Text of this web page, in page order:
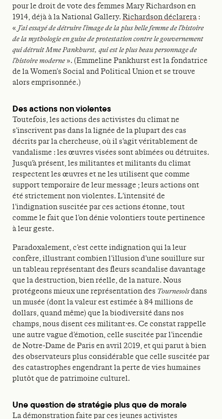
pour le droit de vote des femmes Mary Richardson en
1914, déjà à la National Gallery. Richardson déclarera :
« J’ai essayé de détruire l’image de la plus belle femme de l’histoire
de la mythologie en guise de protestation contre le gouvernement
qui détruit Mme Pankhurst, qui est le plus beau personnage de
l’histoire moderne ». (Emmeline Pankhurst est la fondatrice
de la Women’s Social and Political Union et se trouve
alors emprisonnée.)
Des actions non violentes
Toutefois, les actions des activistes du climat ne
s’inscrivent pas dans la lignée de la plupart des cas
décrits par la chercheuse, où il s’agit véritablement de
vandalisme : les œuvres visées sont abîmées ou détruites.
Jusqu’à présent, les militantes et militants du climat
respectent les œuvres et ne les utilisent que comme
support temporaire de leur message ; leurs actions ont
été strictement non violentes. L’intensité de
l’indignation suscitée par ces actions étonne, tout
comme le fait que l’on dénie volontiers toute pertinence
à leur geste.
Paradoxalement, c’est cette indignation qui la leur
confère, illustrant combien l’illusion d’une souillure sur
un tableau représentant des fleurs scandalise davantage
que la destruction, bien réelle, de la nature. Nous
protégeons mieux une représentation des Tournesolsdans
un musée (dont la valeur est estimée à 84 millions de
dollars, quand même) que la biodiversité dans nos
champs, nous disent ces militant·es. Ce constat rappelle
une autre vague d’émotion, celle suscitée par l’incendie
de Notre-Dame de Paris en avril 2019, et qui parut à bien
des observateurs plus considérable que celle suscitée par
des catastrophes engendrant la perte de vies humaines
plutôt que de patrimoine culturel.
Une question de stratégie plus que de morale
La démonstration faite par ces jeunes activistes